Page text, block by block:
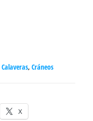
Calaveras, Cráneos
X